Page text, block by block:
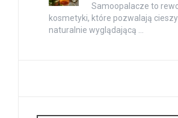
Samoopalacze to
kosmetyki, które pozwalają
naturalnie wyglądającą …